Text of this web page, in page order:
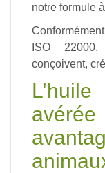
notre formule
ISO
conçoivent,